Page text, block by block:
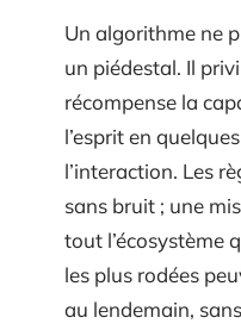
Un algorithme ne
un piédestal. Il
récompense la
l’esprit en
l’interaction. Les
sans bruit ; une
tout l’écosystème
les plus rodées
au lendemain,